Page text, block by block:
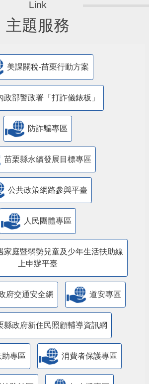
主題服務
美課關稅-苗栗行動方案
政部警政署「打詐儀錶板」
防詐騙專區
苗栗縣永續發展目標專區
公共政策網路參與平臺
人民團體專區
家庭暨弱勢兒童及少年生活扶助線
上申辦平臺
府交通安全網 道安專區
縣政府新住民照顧輔導資訊網
專區 消費者保護專區